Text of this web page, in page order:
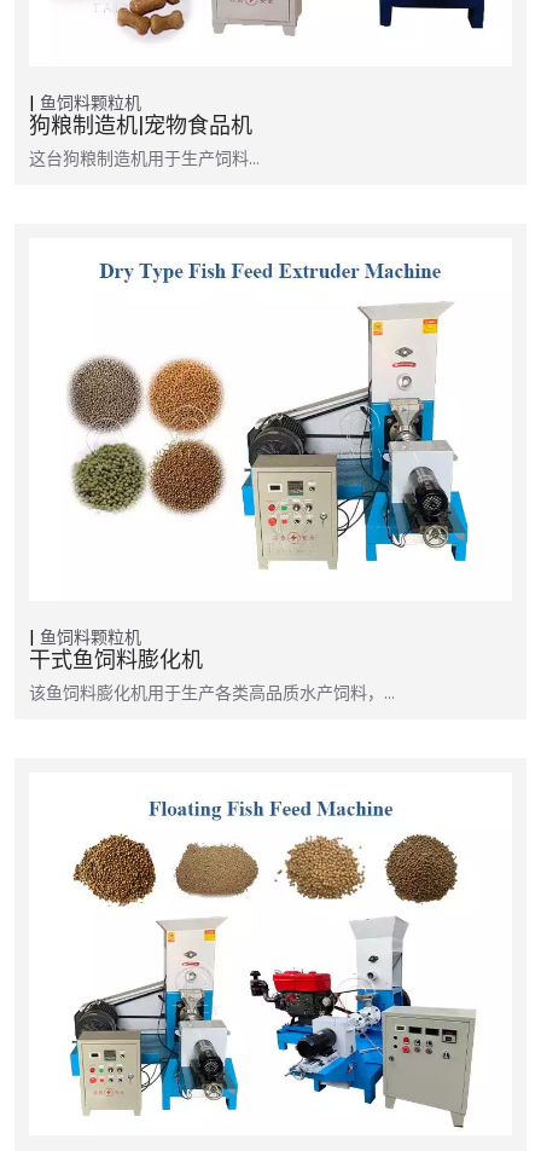
鱼饲料颗粒机
狗粮制造机|宠物食品机
这台狗粮制造机用于生产饲料…
鱼饲料颗粒机
干式鱼饲料膨化机
该鱼饲料膨化机用于生产各类高品质水产饲料，…